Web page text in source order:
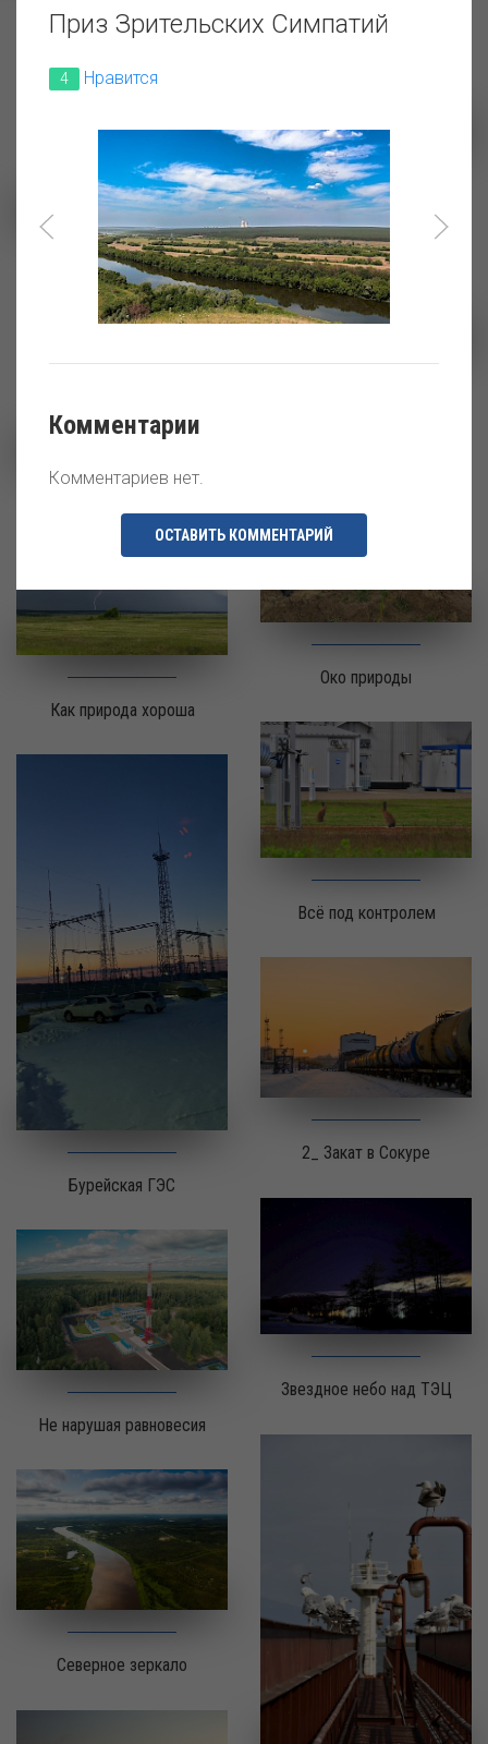
Северные майские закаты.
Сазанчик
Зима Белоярский
Без энергии нет жизни...
Око природы
Как природа хороша
Всё под контролем
Бурейская ГЭС
2_ Закат в Сокуре
Не нарушая равновесия
Звездное небо над ТЭЦ
Северное зеркало
Приз Зрительских Симпатий
4 Нравится
Комментарии
Комментариев нет.
ОСТАВИТЬ КОММЕНТАРИЙ